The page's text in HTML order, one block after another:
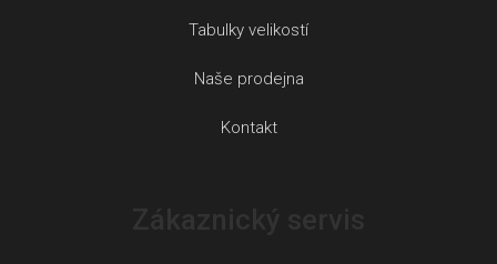
Tabulky velikostí
Naše prodejna
Kontakt